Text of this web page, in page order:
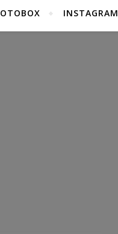
INSTAGRAM